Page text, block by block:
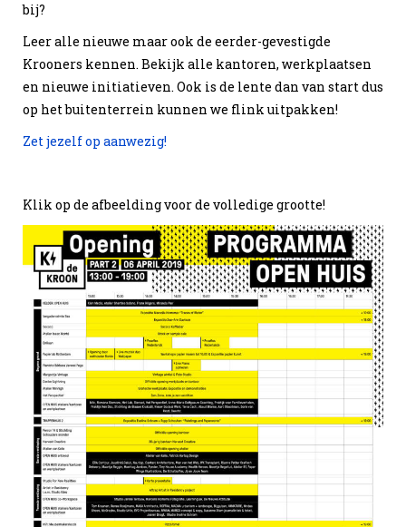
bij?
Leer alle nieuwe maar ook de eerder-gevestigde
Krooners kennen. Bekijk alle kantoren, werkplaatsen
en nieuwe initiatieven. Ook is de lente dan van start dus
op het buitenterrein kunnen we flink uitpakken!
Zet jezelf op aanwezig!
Klik op de afbeelding voor de volledige grootte!